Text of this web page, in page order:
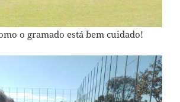
o gramado está bem cuidado!